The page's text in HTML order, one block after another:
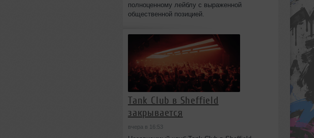
полноценному лейблу с выраженной
общественной позицией.
Tank Club в Sheffield
закрывается
вчера в 16:53